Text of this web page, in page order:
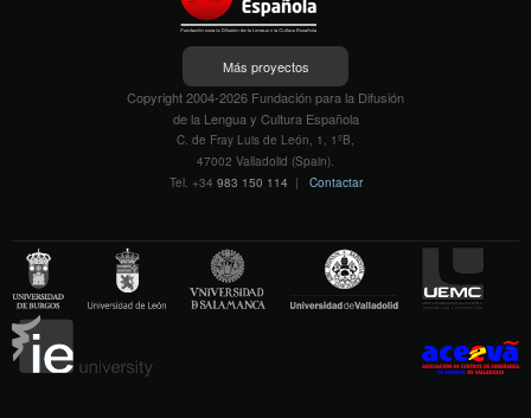
Más proyectos
Copyright 2004-2026 Fundación para la Difusión
de la Lengua y Cultura Española
C. de Fray Luis de León, 1, 1ºB,
47002 Valladolid (Spain).
Tel. +34 983 150 114 | Contactar